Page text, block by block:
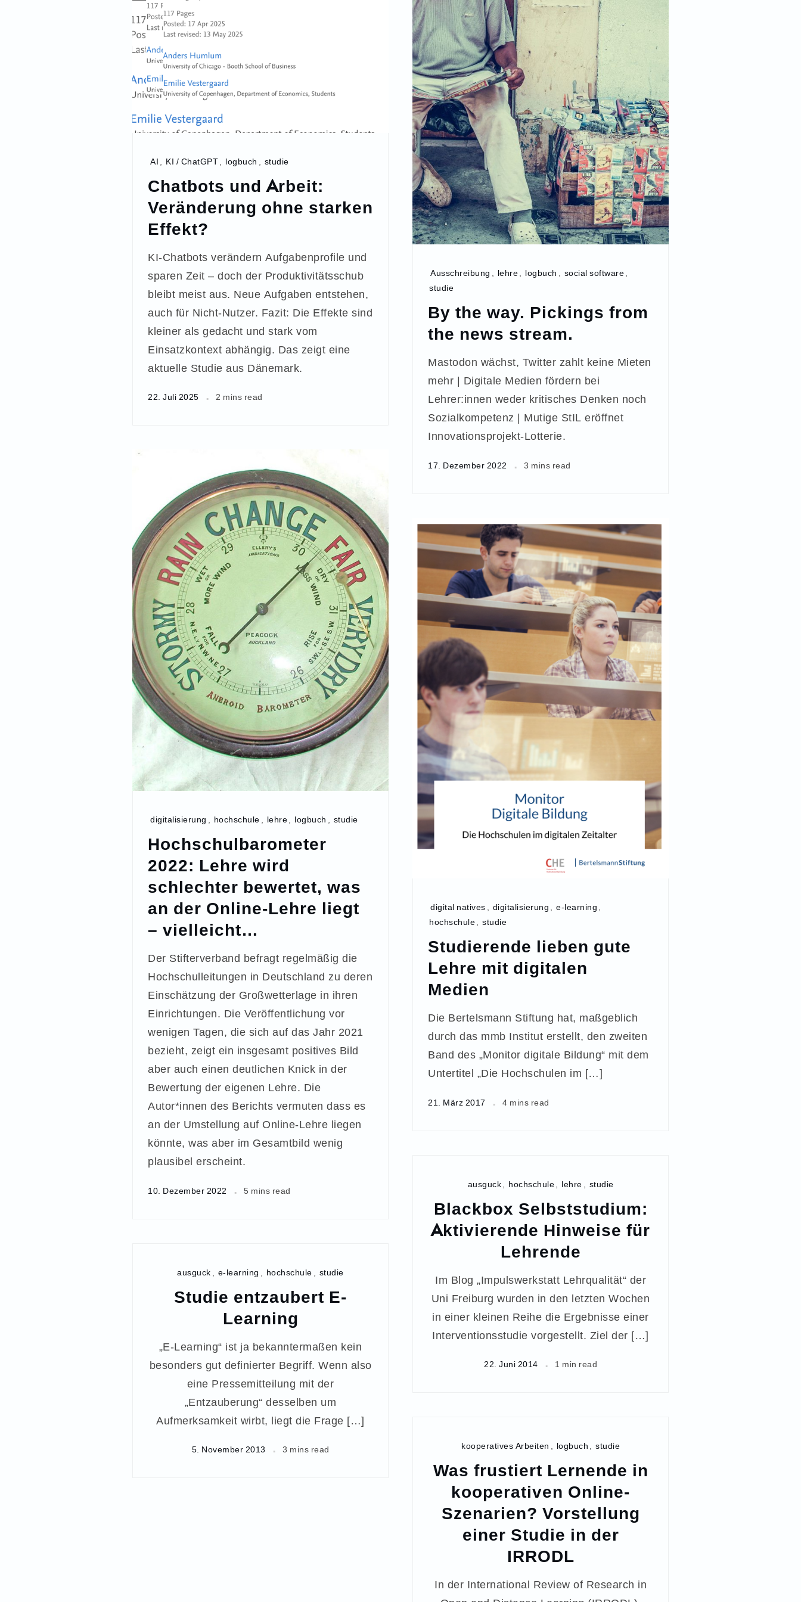
AI KI / ChatGPT logbuch studie
Chatbots und Arbeit:
Veränderung ohne starken
Effekt?
KI-Chatbots verändern Aufgabenprofile und
sparen Zeit – doch der Produktivitätsschub
bleibt meist aus. Neue Aufgaben entstehen,
auch für Nicht-Nutzer. Fazit: Die Effekte sind
kleiner als gedacht und stark vom
Einsatzkontext abhängig. Das zeigt eine
aktuelle Studie aus Dänemark.
22. Juli 2025 2 mins read
Ausschreibung lehre logbuch social software
studie
By the way. Pickings from
the news stream.
Mastodon wächst, Twitter zahlt keine Mieten
mehr | Digitale Medien fördern bei
Lehrer:innen weder kritisches Denken noch
Sozialkompetenz | Mutige StIL eröffnet
Innovationsprojekt-Lotterie.
17. Dezember 2022 3 mins read
digitalisierung hochschule lehre logbuch studie
Hochschulbarometer
2022: Lehre wird
schlechter bewertet, was
an der Online-Lehre liegt
– vielleicht…
Der Stifterverband befragt regelmäßig die
Hochschulleitungen in Deutschland zu deren
Einschätzung der Großwetterlage in ihren
Einrichtungen. Die Veröffentlichung vor
wenigen Tagen, die sich auf das Jahr 2021
bezieht, zeigt ein insgesamt positives Bild
aber auch einen deutlichen Knick in der
Bewertung der eigenen Lehre. Die
Autor*innen des Berichts vermuten dass es
an der Umstellung auf Online-Lehre liegen
könnte, was aber im Gesamtbild wenig
plausibel erscheint.
10. Dezember 2022 5 mins read
digital natives , digitalisierung , e-learning ,
hochschule, studie
Studierende lieben gute
Lehre mit digitalen
Medien
Die Bertelsmann Stiftung hat, maßgeblich
durch das mmb Institut erstellt, den zweiten
Band des „Monitor digitale Bildung“ mit dem
Untertitel „Die Hochschulen im […]
21. März 2017 4 mins read
ausguck hochschule lehre studie
Blackbox Selbststudium:
Aktivierende Hinweise für
Lehrende
Im Blog „Impulswerkstatt Lehrqualität“ der
Uni Freiburg wurden in den letzten Wochen
in einer kleinen Reihe die Ergebnisse einer
Interventionsstudie vorgestellt. Ziel der […]
22. Juni 2014 1 min read
ausguck e-learning hochschule studie
Studie entzaubert E-
Learning
„E-Learning“ ist ja bekanntermaßen kein
besonders gut definierter Begriff. Wenn also
eine Pressemitteilung mit der
„Entzauberung“ desselben um
Aufmerksamkeit wirbt, liegt die Frage […]
5. November 2013 3 mins read kooperatives Arbeiten logbuch studie
Was frustiert Lernende in
kooperativen Online-
Szenarien? Vorstellung
einer Studie in der
IRRODL
In der International Review of Research in